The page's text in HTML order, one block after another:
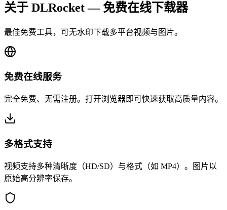
关于 DLRocket — 免费在线下载器
最佳免费工具，可无水印下载多平台视频与图片。
免费在线服务
完全免费、无需注册。打开浏览器即可快速获取高质量内容。
多格式支持
视频支持多种清晰度（HD/SD）与格式（如 MP4）。图片以
原始高分辨率保存。